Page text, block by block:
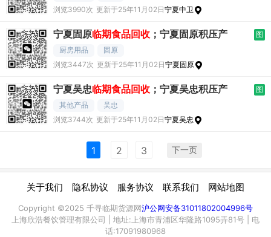
浏览3990次 更新于25年11月02日宁夏中卫
宁夏固原临期食品回收 ；宁夏固原积压产
图
厨房用品
固原
浏览3447次 更新于25年11月02日宁夏固原
宁夏吴忠临期食品回收 ；宁夏吴忠积压产
图
其他产品
吴忠
浏览3744次 更新于25年11月02日宁夏吴忠
1 2 3 下一页
关于我们 隐私协议 服务协议 联系我们 网站地图
Copyright ©2025 千寻临期货源网沪公网安备31011802004996号
上海欣浩餐饮管理有限公司 | 地址:上海市青浦区华隆路1095弄81号 | 电
话:17091980968